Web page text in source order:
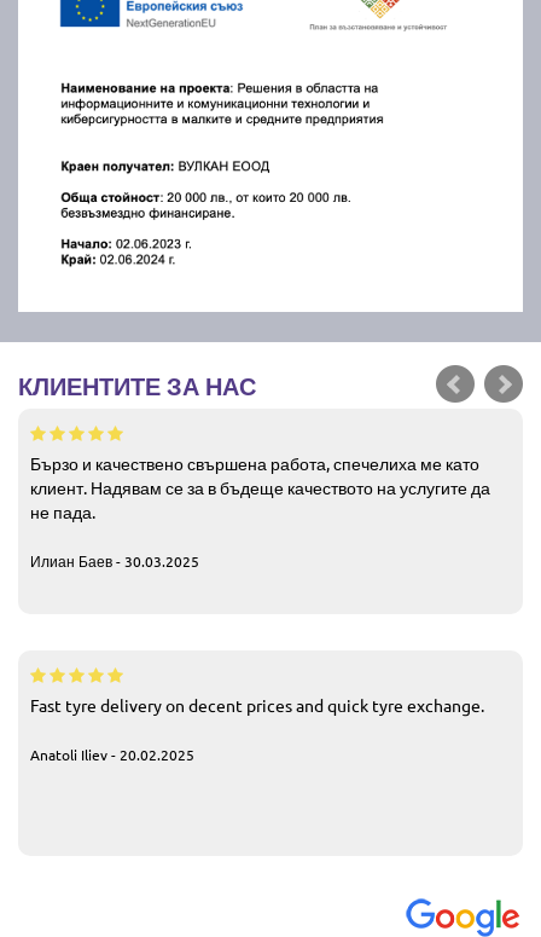
КЛИЕНТИТЕ ЗА НАС
Бързо и качествено свършена работа, спечелиха ме като
клиент. Надявам се за в бъдеще качеството на услугите да
не пада.
Илиан Баев - 30.03.2025
Fast tyre delivery on decent prices and quick tyre exchange.
Anatoli Iliev - 20.02.2025